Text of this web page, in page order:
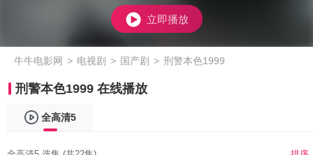
立即播放
牛牛电影网 > 电视剧 > 国产剧 > 刑警本色1999
刑警本色1999 在线播放
全高清5